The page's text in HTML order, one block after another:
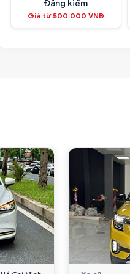
Đăng kiểm
Giá từ 500.000 VNĐ